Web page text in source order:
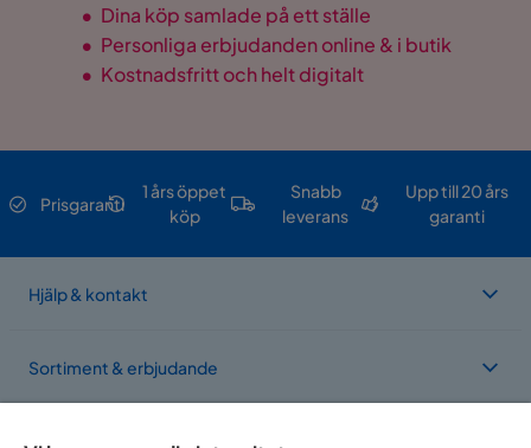
• Dina köp samlade på ett ställe
• Personliga erbjudanden online & i butik
• Kostnadsfritt och helt digitalt
Prisgaranti
1 års öppet
köp
Snabb
leverans
Upp till 20 års
garanti
Hjälp & kontakt
Sortiment & erbjudande
Om Trademax